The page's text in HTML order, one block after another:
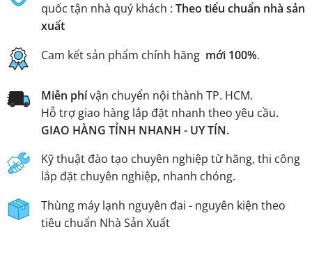
quốc tận nhà quý khách : Theo tiểu chuẩn nhà sản
xuất
Cam kết sản phẩm chính hãng mới 100%.
Miễn phívận chuyển nội thành TP. HCM.
Hỗ trợ giao hàng lắp đặt nhanh theo yêu cầu.
GIAO HÀNG TỈNH NHANH - UY TÍN.
Kỹ thuật đào tạo chuyên nghiệp từ hãng, thi công
lắp đặt chuyên nghiệp, nhanh chóng.
Thùng máy lạnh nguyên đai - nguyên kiện theo
tiêu chuẩn Nhà Sản Xuất